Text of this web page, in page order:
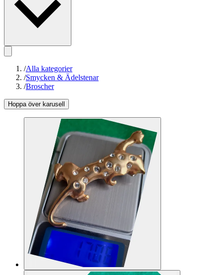
/Alla kategorier
/Smycken & Ädelstenar
/Broscher
Hoppa över karusell